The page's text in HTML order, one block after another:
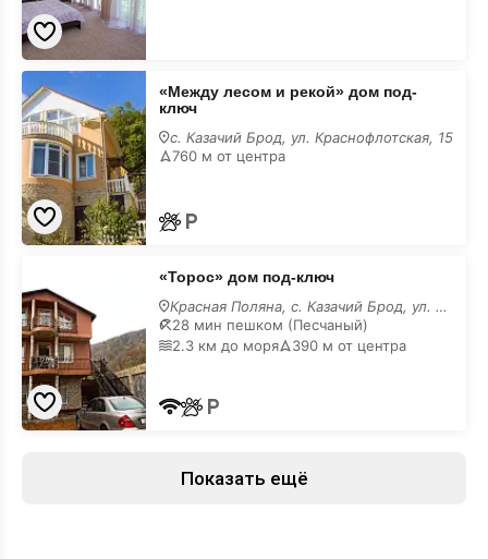
«Между
лесом
и
рекой»
дом
под-
ключ
«Между лесом и рекой» дом под-
ключ
с. Казачий Брод, ул. Краснофлотская, 15
760 м от центра
под-
ключ
«Торос» дом под-ключ
Красная Поляна, с. Казачий Брод, ул. Краснофлотская, 20/б
28 мин пешком (Песчаный)
2.3 км до моря
390 м от центра
Показать ещё